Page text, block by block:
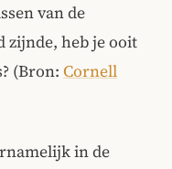
van de
zijnde, heb je ooit
(Bron: Cornell
in de